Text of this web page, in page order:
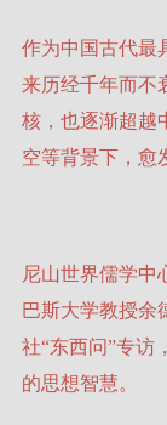
作为中国古代最
来历经千年而不
核，也逐渐超越
空等背景下，愈
尼山世界儒学中
巴斯大学教授余
社“东西问”专访
的思想智慧。